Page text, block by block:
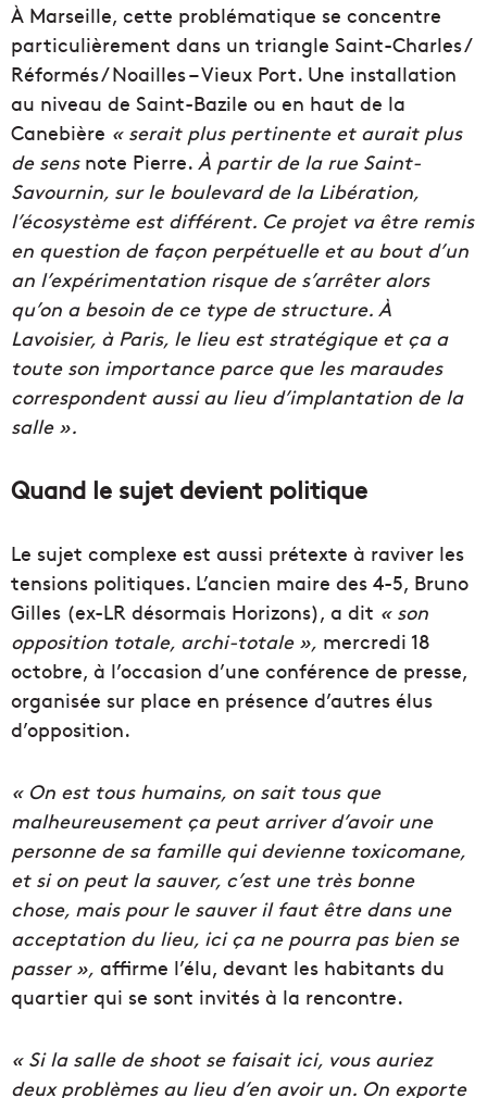
À Marseille, cette problématique se concentre
particulièrement dans un triangle Saint-Charles /
Réformés / Noailles – Vieux Port. Une installation
au niveau de Saint-Bazile ou en haut de la
Canebière « serait plus pertinente et aurait plus
de sens note Pierre. À partir de la rue Saint-
Savournin, sur le boulevard de la Libération,
l’écosystème est différent. Ce projet va être remis
en question de façon perpétuelle et au bout d’un
an l’expérimentation risque de s’arrêter alors
qu’on a besoin de ce type de structure. À
Lavoisier, à Paris, le lieu est stratégique et ça a
toute son importance parce que les maraudes
correspondent aussi au lieu d’implantation de la
salle ».
Quand le sujet devient politique
Le sujet complexe est aussi prétexte à raviver les
tensions politiques. L’ancien maire des 4-5, Bruno
Gilles (ex-LR désormais Horizons), a dit « son
opposition totale, archi-totale », mercredi 18
octobre, à l’occasion d’une conférence de presse,
organisée sur place en présence d’autres élus
d’opposition.
« On est tous humains, on sait tous que
malheureusement ça peut arriver d’avoir une
personne de sa famille qui devienne toxicomane,
et si on peut la sauver, c’est une très bonne
chose, mais pour le sauver il faut être dans une
acceptation du lieu, ici ça ne pourra pas bien se
passer », affirme l’élu, devant les habitants du
quartier qui se sont invités à la rencontre.
« Si la salle de shoot se faisait ici, vous auriez
deux problèmes au lieu d’en avoir un. On exporte